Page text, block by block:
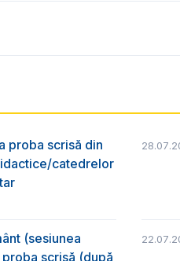
proba scrisă din
catedrelor
(sesiunea
scrisă (după